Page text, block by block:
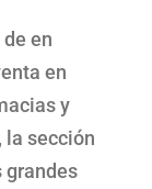
en
en
y
la sección
grandes